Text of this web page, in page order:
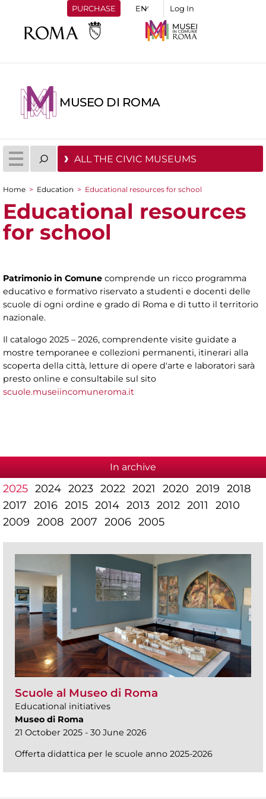
PURCHASE Log In
MUSEO DI ROMA
ALL THE CIVIC MUSEUMS
You are here
Home > Education > Educational resources for school
Educational resources
for school
Patrimonio in Comune comprende un ricco programma
educativo e formativo riservato a studenti e docenti delle
scuole di ogni ordine e grado di Roma e di tutto il territorio
nazionale.
Il catalogo 2025 – 2026, comprendente visite guidate a
mostre temporanee e collezioni permanenti, itinerari alla
scoperta della città, letture di opere d'arte e laboratori sarà
presto online e consultabile sul sito
scuole.museiincomuneroma.it
In archive
2025 2024 2023 2022 2021 2020 2019 2018
2017 2016 2015 2014 2013 2012 2011
2010
2009 2008 2007 2006 2005
Scuole al Museo di Roma
Educational initiatives
Museo di Roma
21 October 2025 - 30 June 2026
Offerta didattica per le scuole anno 2025-2026